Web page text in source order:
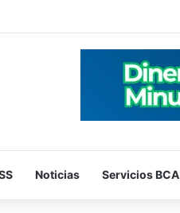
Noticias Servicios BCA